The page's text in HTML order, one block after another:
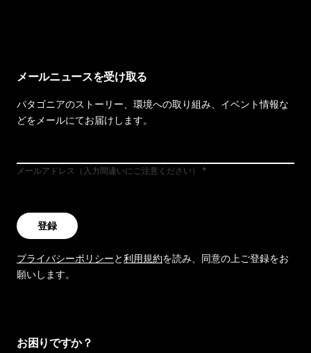
メールニュースを受け取る
パタゴニアのストーリー、環境への取り組み、イベント情報な
どをメールにてお届けします。
メールアドレス（入力間違いにご注意ください）
登録
プライバシーポリシーと利用規約を読み、同意の上ご登録をお
願いします。
お困りですか？